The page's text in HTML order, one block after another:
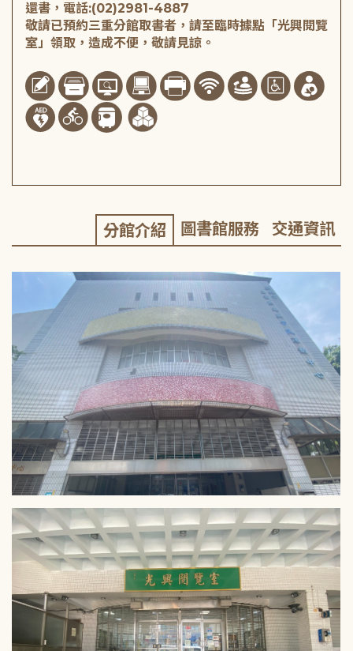
還書，電話:(02)2981-4887
敬請已預約三重分館取書者，請至臨時據點「光興閱覽
室」領取，造成不便，敬請見諒。
分館介紹 圖書館服務 交通資訊